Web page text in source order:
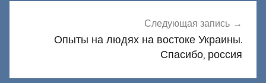
Следующая запись
Опыты на людях на востоке Украины.
Спасибо, россия